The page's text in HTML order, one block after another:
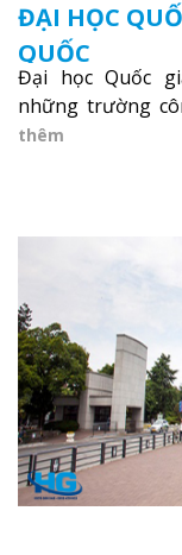
ĐẠI HỌC
QUỐC
Đại học Quốc
những trường
thêm